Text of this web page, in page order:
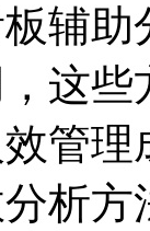
辅助
这
管
析